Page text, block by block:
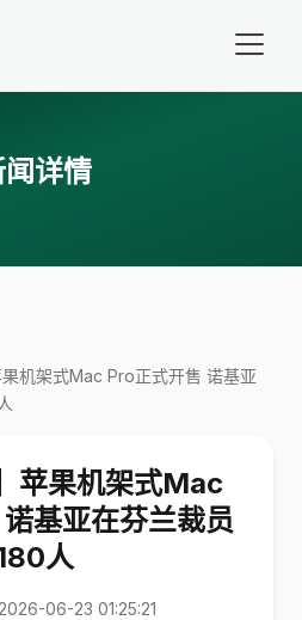
闻详情
果机架式Mac Pro正式开售 诺基亚
苹果机架式Mac
基亚在芬兰裁员
人
06-23 01:25:21